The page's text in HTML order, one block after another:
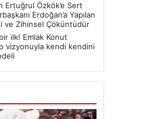
Ertuğrul Özkök’e Sert
Erdoğan’a Yapılan
ve Zihinsel Çöküntüdür
bir ilk! Emlak Konut
vizyonuyla kendi kendini